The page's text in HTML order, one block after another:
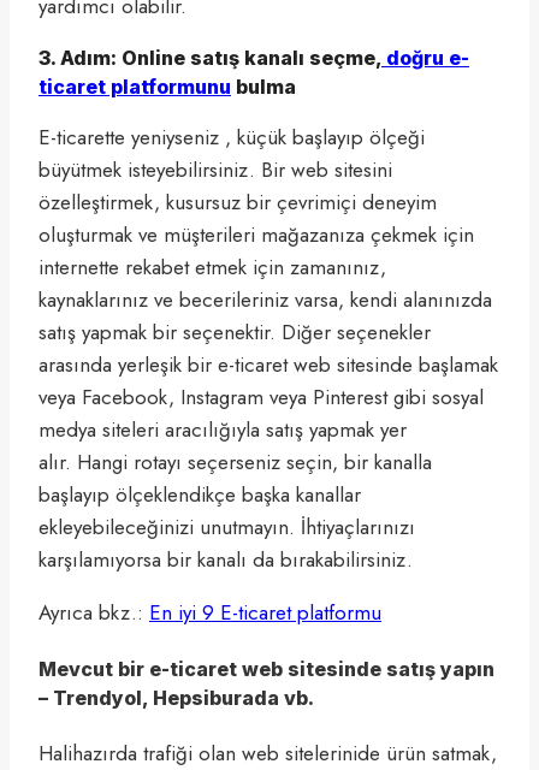
3. Adım: Online satış kanalı seçme, doğru e-
ticaret platformunu bulma
E-ticarette yeniyseniz , küçük başlayıp ölçeği
büyütmek isteyebilirsiniz. Bir web sitesini
özelleştirmek, kusursuz bir çevrimiçi deneyim
oluşturmak ve müşterileri mağazanıza çekmek için
internette rekabet etmek için zamanınız,
kaynaklarınız ve becerileriniz varsa, kendi alanınızda
satış yapmak bir seçenektir. Diğer seçenekler
arasında yerleşik bir e-ticaret web sitesinde başlamak
veya Facebook, Instagram veya Pinterest gibi sosyal
medya siteleri aracılığıyla satış yapmak yer
alır. Hangi rotayı seçerseniz seçin, bir kanalla
başlayıp ölçeklendikçe başka kanallar
ekleyebileceğinizi unutmayın. İhtiyaçlarınızı
karşılamıyorsa bir kanalı da bırakabilirsiniz.
Ayrıca bkz.: En iyi 9 E-ticaret platformu
Mevcut bir e-ticaret web sitesinde satış yapın
– Trendyol, Hepsiburada vb.
Halihazırda trafiği olan web sitelerinide ürün satmak,